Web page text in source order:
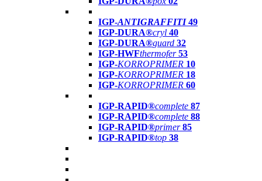
IGP-ANTIGRAFFITI49
IGP-DURA®cryl 40
IGP-DURA®guard 32
IGP-HWFthermofer 53
IGP-KORROPRIMER 10
IGP-KORROPRIMER 18
IGP-KORROPRIMER 60
IGP-RAPID®complete 87
IGP-RAPID®complete 88
IGP-RAPID®primer 85
IGP-RAPID®top 38